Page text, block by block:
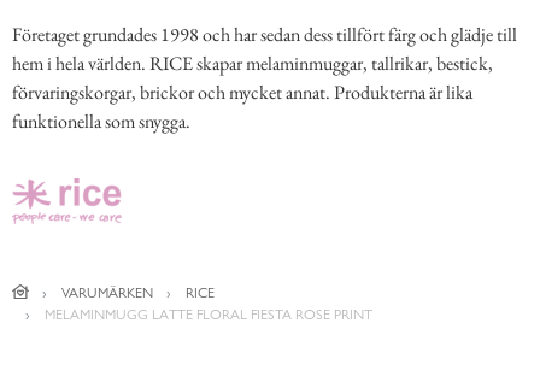
Företaget grundades 1998 och har sedan dess tillfört färg och glädje till
hem i hela världen. RICE skapar melaminmuggar, tallrikar, bestick,
förvaringskorgar, brickor och mycket annat. Produkterna är lika
funktionella som snygga.
VARUMÄRKEN
RICE
MELAMINMUGG LATTE FLORAL FIESTA ROSE PRINT